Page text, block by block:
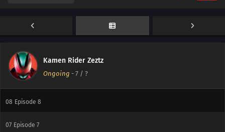
Kamen Rider Zeztz
Ongoing - 7 / ?
Episode 10
Episode 9
08 Episode 8
07 Episode 7